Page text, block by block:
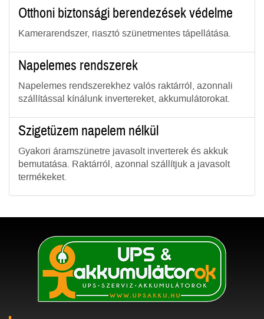
Otthoni biztonsági berendezések védelme
Kamerarendszer, riasztó szünetmentes tápellátása.
Napelemes rendszerek
Napelemes rendszerekhez valós raktárról, azonnali
szállítással kínálunk invertereket, akkumulátorokat.
Szigetüzem napelem nélkül
Gyakori áramszünetre javasolt inverterek és akkuk
bemutatása. Raktárról, azonnal szállítjuk a javasolt
termékeket.